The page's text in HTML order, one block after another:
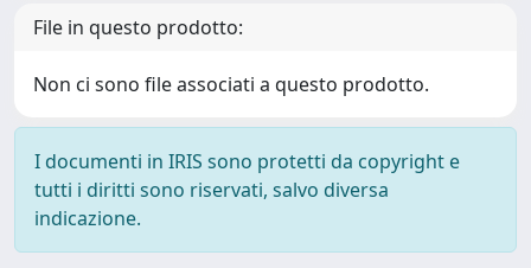
File in questo prodotto:
Non ci sono file associati a questo prodotto.
I documenti in IRIS sono protetti da copyright e
tutti i diritti sono riservati, salvo diversa
indicazione.